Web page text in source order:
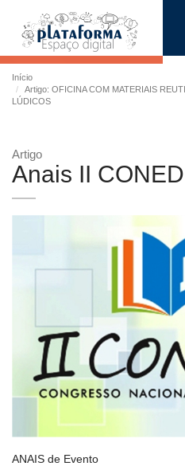
Início
Artigo: OFICINA COM MATERIAIS
LÚDICOS
Artigo
Anais II
ANAIS de Evento